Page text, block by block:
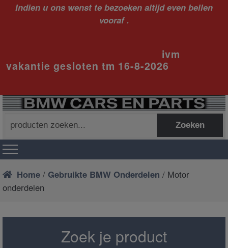
Indien u ons wenst te bezoeken altijd even bellen
vooraf .
ivm
vakantie gesloten tm 16-8-2026
naar:
Zoeken
Home / Gebruikte BMW Onderdelen / Motor
onderdelen
Zoek je product